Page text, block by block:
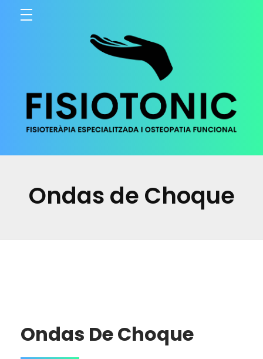
Ondas de Choque
Ondas De Choque